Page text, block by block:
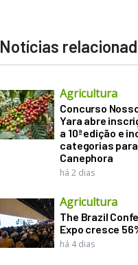
Notícias
Agricultura
Concurso
Yara abre
a 10ª edição e
categorias
Canephora
há 2 dias
Agricultura
The Brazil
Expo cresce
há 4 dias